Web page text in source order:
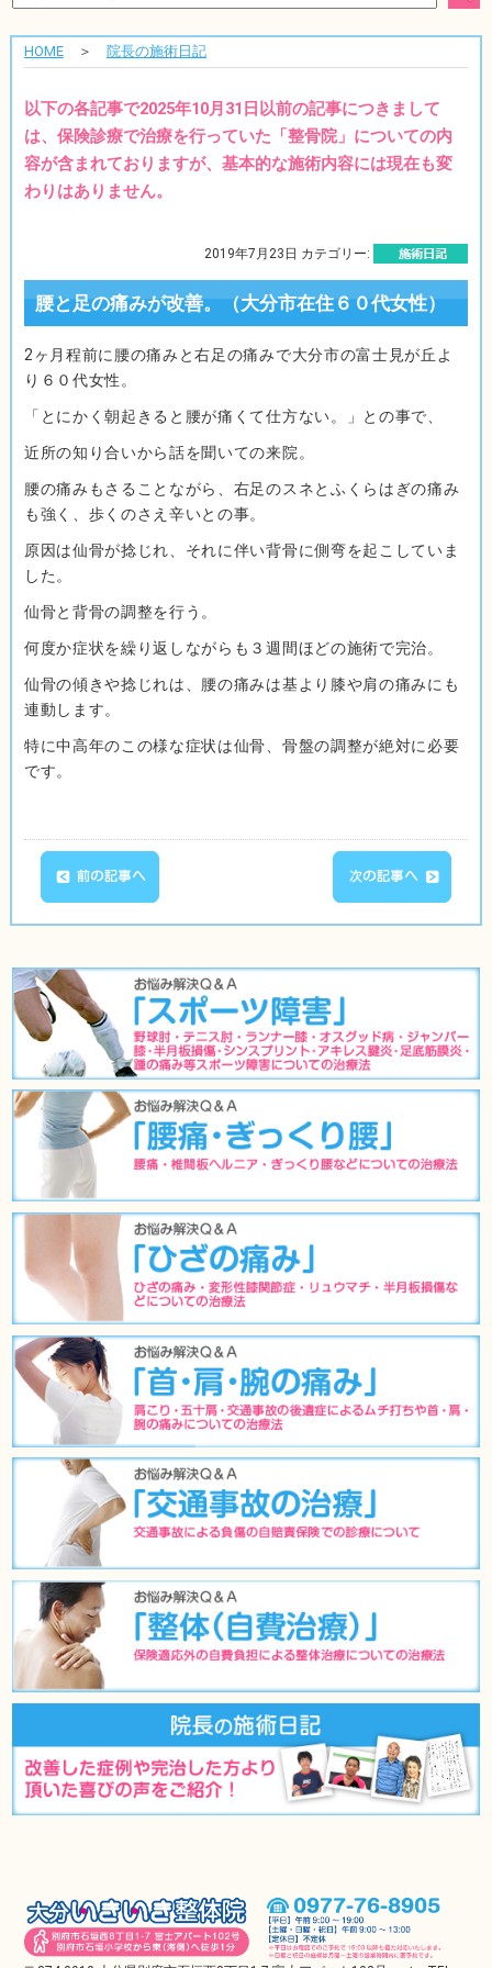
HOME＞ 院長の施術日記
以下の各記事で2025年10月31日以前の記事につきまして
は、保険診療で治療を行っていた「整骨院」についての内
容が含まれておりますが、基本的な施術内容には現在も変
わりはありません。
2019年7月23日 カテゴリー:
腰と足の痛みが改善。（大分市在住６０代女性）
2ヶ月程前に腰の痛みと右足の痛みで大分市の富士見が丘よ
り６０代女性。
「とにかく朝起きると腰が痛くて仕方ない。」との事で、
近所の知り合いから話を聞いての来院。
腰の痛みもさることながら、右足のスネとふくらはぎの痛み
も強く、歩くのさえ辛いとの事。
原因は仙骨が捻じれ、それに伴い背骨に側弯を起こしていま
した。
仙骨と背骨の調整を行う。
何度か症状を繰り返しながらも３週間ほどの施術で完治。
仙骨の傾きや捻じれは、腰の痛みは基より膝や肩の痛みにも
連動します。
特に中高年のこの様な症状は仙骨、骨盤の調整が絶対に必要
です。